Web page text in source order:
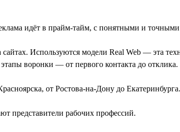
идёт в прайм-тайм, с понятными и
Используются модели Real Web — эта
воронки — от первого контакта до отклика.
от Ростова-на-Дону до Екатеринбурга.
представители рабочих профессий.